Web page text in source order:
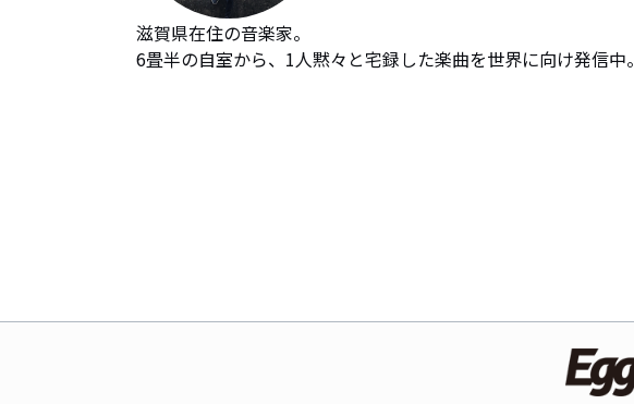
滋賀県在住の音楽家。
6畳半の自室から、1人黙々と宅録した楽曲を世界に向け発信中。